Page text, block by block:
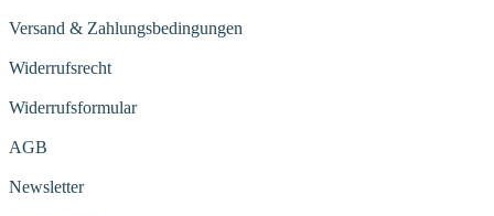
Versand & Zahlungsbedingungen
Widerrufsrecht
Widerrufsformular
AGB
Newsletter